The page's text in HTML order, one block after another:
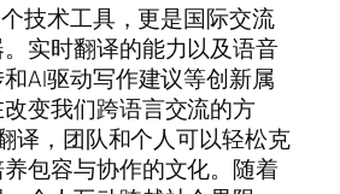
技术工具，更是国际交流
实时翻译的能力以及语音
AI驱动写作建议等创新属
变我们跨语言交流的方
译，团队和个人可以轻松克
包容与协作的文化。随着